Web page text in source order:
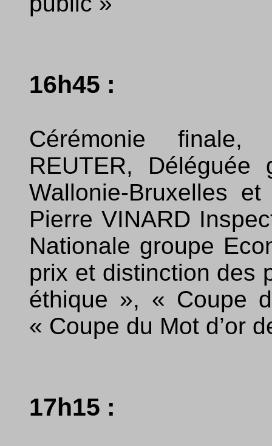
16h45 :
Cérémonie
REUTER,
Wallonie-Bruxelles
Pierre VINARD
Nationale groupe
prix et distinction des
éthique », « Coupe
« Coupe du Mot d’or
17h15 :